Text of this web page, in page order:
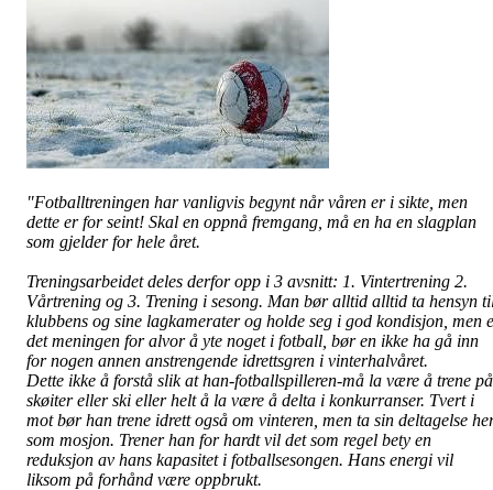
"Fotballtreningen har vanligvis begynt når våren er i sikte, men
dette er for seint! Skal en oppnå fremgang, må en ha en slagplan
som gjelder for hele året.
Treningsarbeidet deles derfor opp i 3 avsnitt: 1. Vintertrening 2.
Vårtrening og 3. Trening i sesong. Man bør alltid alltid ta hensyn
klubbens og sine lagkamerater og holde seg i god kondisjon, men
det meningen for alvor å yte noget i fotball, bør en ikke ha gå inn
for nogen annen anstrengende idrettsgren i vinterhalvåret.
Dette ikke å forstå slik at han-fotballspilleren-må la være å trene på
skøiter eller ski eller helt å la være å delta i konkurranser. Tvert i
mot bør han trene idrett også om vinteren, men ta sin deltagelse
som mosjon. Trener han for hardt vil det som regel bety en
reduksjon av hans kapasitet i fotballsesongen. Hans energi vil
liksom på forhånd være oppbrukt.